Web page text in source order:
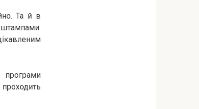
Та й в
штампами.
проходить